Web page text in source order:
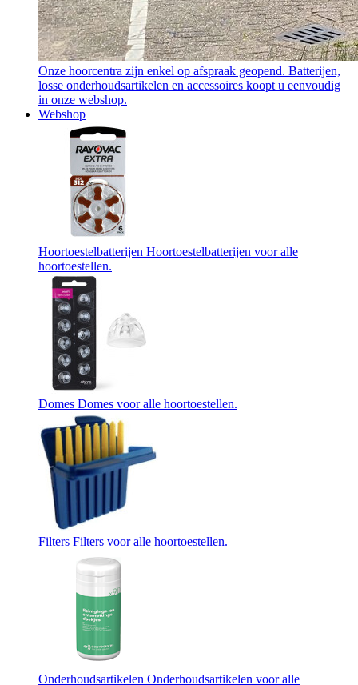
Onze hoorcentra zijn enkel op afspraak geopend. Batterijen,
losse onderhoudsartikelen en accessoires koopt u eenvoudig
in onze webshop.
Webshop
Hoortoestelbatterijen Hoortoestelbatterijen voor alle
hoortoestellen.
Domes Domes voor alle hoortoestellen.
Filters Filters voor alle hoortoestellen.
Onderhoudsartikelen Onderhoudsartikelen voor alle